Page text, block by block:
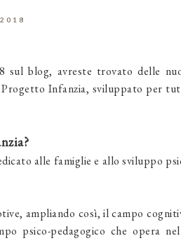
sul blog, avreste trovato delle
Progetto Infanzia, sviluppato per
alle famiglie e allo sviluppo
ampliando così, il campo
psico-pedagogico che opera